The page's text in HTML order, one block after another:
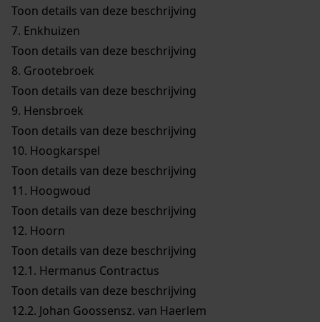
Toon details van deze beschrijving
7. Enkhuizen
Toon details van deze beschrijving
8. Grootebroek
Toon details van deze beschrijving
9. Hensbroek
Toon details van deze beschrijving
10. Hoogkarspel
Toon details van deze beschrijving
11. Hoogwoud
Toon details van deze beschrijving
12. Hoorn
Toon details van deze beschrijving
12.1. Hermanus Contractus
Toon details van deze beschrijving
12.2. Johan Goossensz. van Haerlem